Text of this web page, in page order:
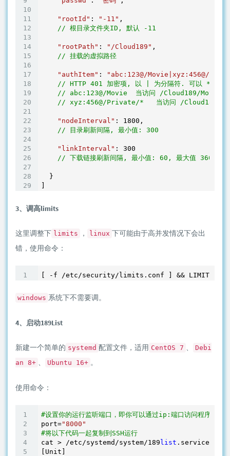
"rootId" : "-11" ,
// 根目录文件夹ID, 默认 -11
"rootPath" : "/Cloud189" ,
// 挂载的虚拟路径
"authItem" :
"abc:123@/Movie|xyz:456@/
// HTTP 401 加密项, 以 | 为分隔符. 可以 * 结尾匹
// abc:123@/Movie  当访问 /Cloud189/Movie 时
// xyz:456@/Private/*   当访问 /Cloud189/
"nodeInterval" : 1800 ,
// 目录刷新间隔, 最小值: 300
"linkInterval" : 300
// 下载链接刷新间隔, 最小值: 60, 最大值 360
  }
3、调高limits
这里调整下 limits ， linux 下可能由于高并发情况下会出
错，使用命令：
[ -f /etc/security/limits.conf ] && LIMIT=
windows 系统下不需要调。
4、启动189List
新建一个简单的 systemd 配置文件，适用 CentOS 7 、
Debi
an 8+ 、 Ubuntu 16+ 。
使用命令：
#设置你的运行监听端口，即你可以通过ip:端口访问程序，这
port="8000"
#将以下代码一起复制到SSH运行
cat > /etc/systemd/system/189 list .service
[Unit]